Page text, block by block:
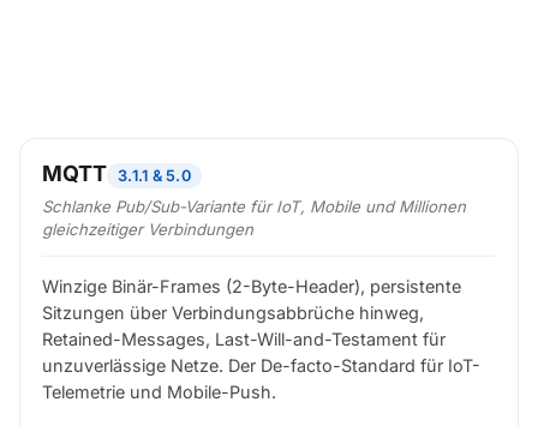
MQTT 3.1.1 & 5.0
Schlanke Pub/Sub-Variante für IoT, Mobile und Millionen
gleichzeitiger Verbindungen
Winzige Binär-Frames (2-Byte-Header), persistente
Sitzungen über Verbindungsabbrüche hinweg,
Retained-Messages, Last-Will-and-Testament für
unzuverlässige Netze. Der De-facto-Standard für IoT-
Telemetrie und Mobile-Push.